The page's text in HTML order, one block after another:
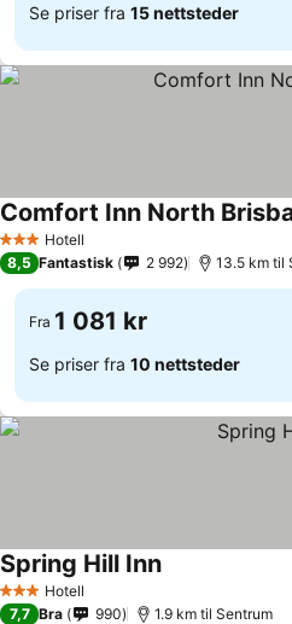
Se priser fra 15 nettsteder
3 StjernerHotell
Comfort Inn North
8,5 Fantastisk 2 992 13.5 km til
Fra 1 081 kr
Se priser fra 10 nettsteder
3 StjernerHotell
Spring Hill InnSe priser
7,7 Bra 990 1.9 km til Sentrum